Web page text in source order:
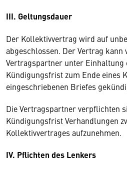
III. Geltungsdauer
Der Kollektivvertrag wird auf
abgeschlossen. Der Vertrag kann
Vertragspartner unter Einhaltung
Kündigungsfrist zum Ende eines
eingeschriebenen Briefes
Die Vertragspartner verpflichten
Kündigungsfrist Verhandlungen
Kollektivvertrages aufzunehmen.
IV. Pflichten des Lenkers